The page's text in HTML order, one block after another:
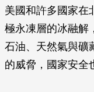
美國和許多國家在
極永凍層的冰融解
石油、天然氣與礦
的威脅，國家安全